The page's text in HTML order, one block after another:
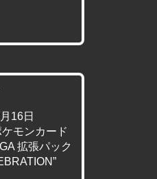
16日
ケモンカード
拡張パック